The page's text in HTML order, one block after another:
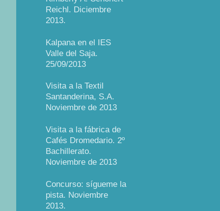
Reichl. Diciembre
2013.
Kalpana en el IES
Valle del Saja.
25/09/2013
Visita a la Textil
Santanderina, S.A.
Noviembre de 2013
Visita a la fábrica de
Cafés Dromedario. 2º
Bachillerato.
Noviembre de 2013
Concurso: sígueme la
pista. Noviembre
2013.